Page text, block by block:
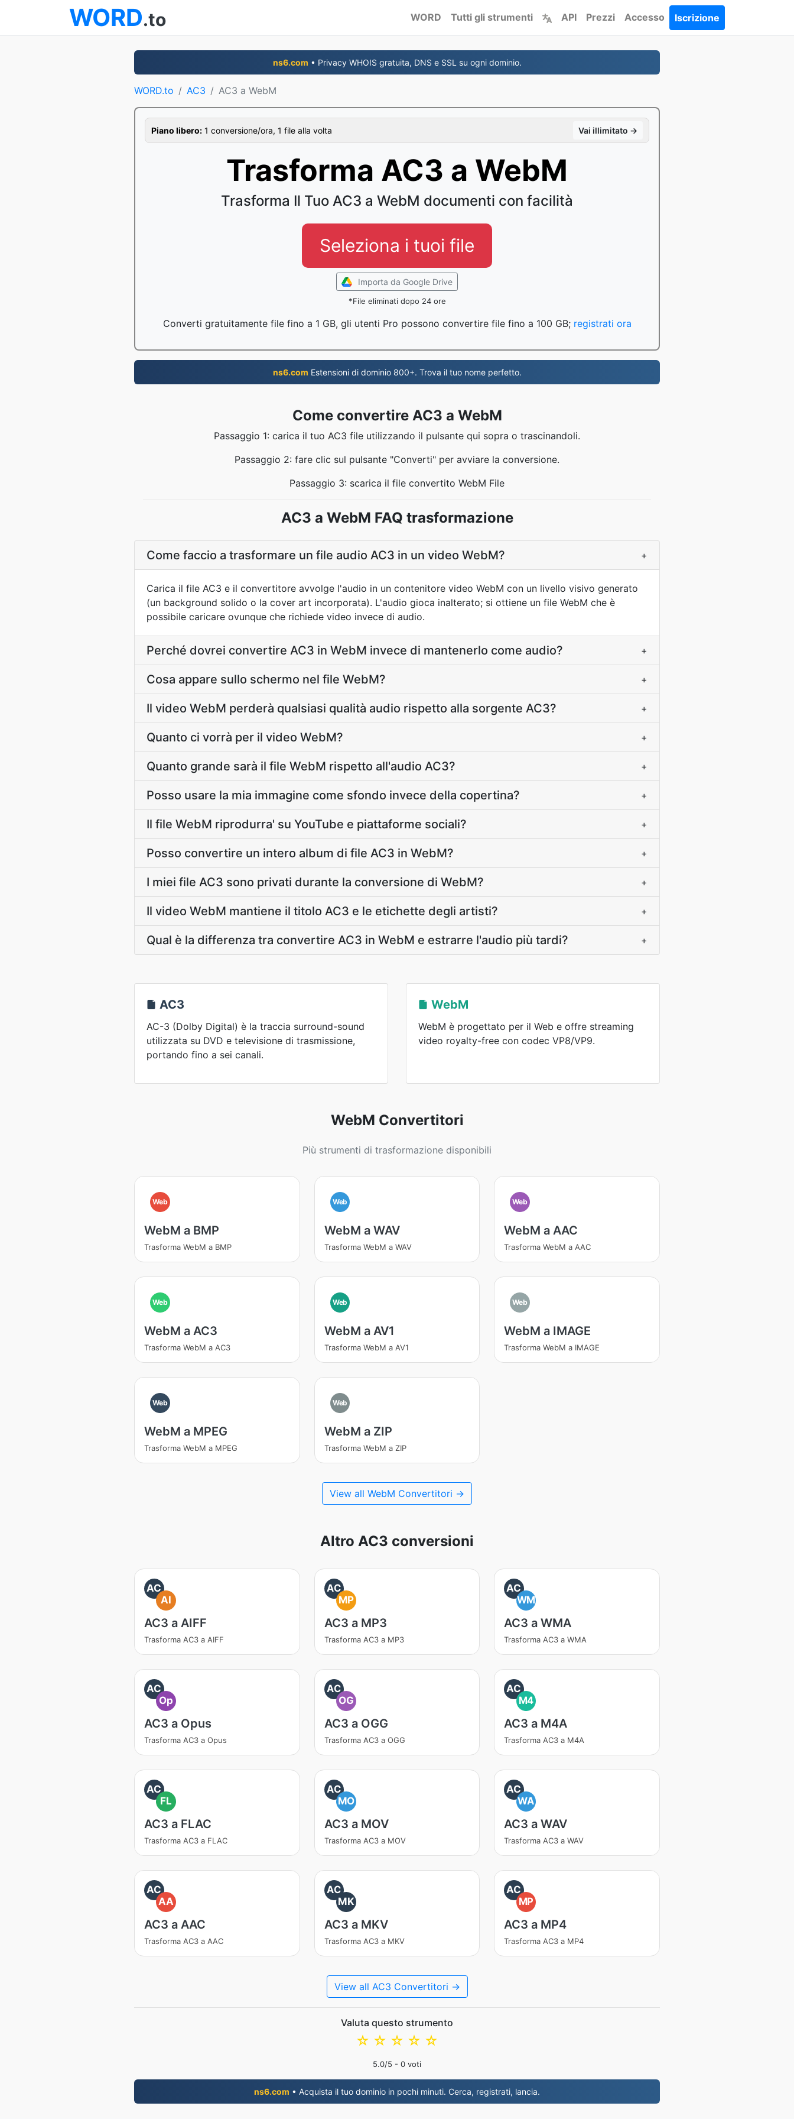
WORD.to WORD Tutti gli strumenti API Prezzi Accesso Iscrizione
ns6.com • Privacy WHOIS gratuita, DNS e SSL su ogni dominio.
WORD.to AC3 AC3 a WebM
Piano libero: 1 conversione/ora, 1 file alla volta Vai illimitato →
Trasforma AC3 a WebM
Trasforma Il Tuo AC3 a WebM documenti con facilità
Seleziona i tuoi file
Importa da Google Drive
*File eliminati dopo 24 ore
Converti gratuitamente file fino a 1 GB, gli utenti Pro possono convertire file fino a 100 GB; registrati ora
ns6.com Estensioni di dominio 800+. Trova il tuo nome perfetto.
Come convertire AC3 a WebM
Passaggio 1: carica il tuo AC3 file utilizzando il pulsante qui sopra o trascinandoli.
Passaggio 2: fare clic sul pulsante "Converti" per avviare la conversione.
Passaggio 3: scarica il file convertito WebM File
AC3 a WebM FAQ trasformazione
Come faccio a trasformare un file audio AC3 in un video WebM? +
Carica il file AC3 e il convertitore avvolge l'audio in un contenitore video WebM con un livello visivo generato
(un background solido o la cover art incorporata). L'audio gioca inalterato; si ottiene un file WebM che è
possibile caricare ovunque che richiede video invece di audio.
Perché dovrei convertire AC3 in WebM invece di mantenerlo come audio? +
Cosa appare sullo schermo nel file WebM? +
Il video WebM perderà qualsiasi qualità audio rispetto alla sorgente AC3? +
Quanto ci vorrà per il video WebM? +
Quanto grande sarà il file WebM rispetto all'audio AC3? +
Posso usare la mia immagine come sfondo invece della copertina? +
Il file WebM riprodurra' su YouTube e piattaforme sociali? +
Posso convertire un intero album di file AC3 in WebM? +
I miei file AC3 sono privati durante la conversione di WebM? +
Il video WebM mantiene il titolo AC3 e le etichette degli artisti? +
Qual è la differenza tra convertire AC3 in WebM e estrarre l'audio più tardi? +
AC3
AC-3 (Dolby Digital) è la traccia surround-sound
utilizzata su DVD e televisione di trasmissione,
portando fino a sei canali.
WebM
WebM è progettato per il Web e offre streaming
video royalty-free con codec VP8/VP9.
WebM Convertitori
Più strumenti di trasformazione disponibili
Web
WebM a BMP
Trasforma WebM a BMP
Web
WebM a WAV
Trasforma WebM a WAV
Web
WebM a AAC
Trasforma WebM a AAC
Web
WebM a AC3
Trasforma WebM a AC3
Web
WebM a AV1
Trasforma WebM a AV1
Web
WebM a IMAGE
Trasforma WebM a IMAGE
Web
WebM a MPEG
Trasforma WebM a MPEG
Web
WebM a ZIP
Trasforma WebM a ZIP
View all WebM Convertitori →
Altro AC3 conversioni
AC
AI
AC3 a AIFF
Trasforma AC3 a AIFF
AC
MP
AC3 a MP3
Trasforma AC3 a MP3
AC
WM
AC3 a WMA
Trasforma AC3 a WMA
AC
Op
AC3 a Opus
Trasforma AC3 a Opus
AC
OG
AC3 a OGG
Trasforma AC3 a OGG
AC
M4
AC3 a M4A
Trasforma AC3 a M4A
AC
FL
AC3 a FLAC
Trasforma AC3 a FLAC
AC
MO
AC3 a MOV
Trasforma AC3 a MOV
AC
WA
AC3 a WAV
Trasforma AC3 a WAV
AC
AA
AC3 a AAC
Trasforma AC3 a AAC
AC
MK
AC3 a MKV
Trasforma AC3 a MKV
AC
MP
AC3 a MP4
Trasforma AC3 a MP4
View all AC3 Convertitori →
Valuta questo strumento
☆
☆
☆
☆
☆
5.0/5 - 0 voti
ns6.com • Acquista il tuo dominio in pochi minuti. Cerca, registrati, lancia.